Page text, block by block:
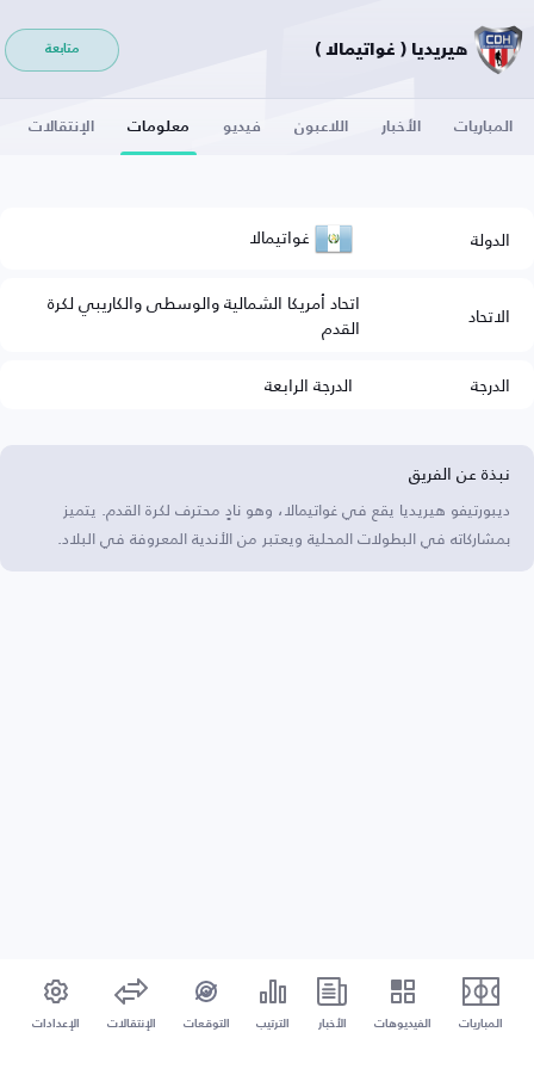
هيريديا ( غواتيمالا ) متابعة
المباريات الأخبار اللاعبون فيديو معلومات الإنتقالات
الدولة غواتيمالا
الاتحاد اتحاد أمريكا الشمالية والوسطى والكاريبي لكرة
القدم
الدرجة
الدرجة الرابعة
نبذة عن الفريق
ديبورتيفو هيريديا يقع في غواتيمالا، وهو نادٍ محترف لكرة القدم. يتميز
بمشاركاته في البطولات المحلية ويعتبر من الأندية المعروفة في البلاد.
المباريات الفيديوهات الأخبار الترتيب التوقعات الإنتقالات الإعدادات